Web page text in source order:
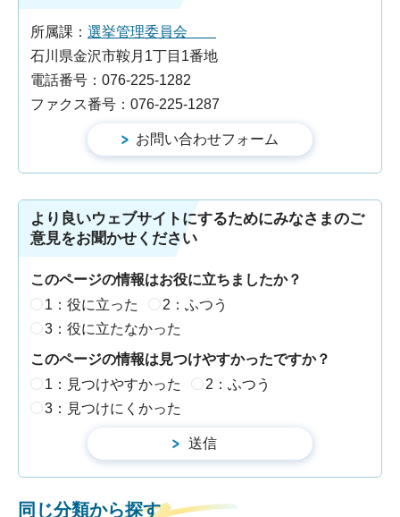
所属課： 選挙管理委員会
石川県金沢市鞍月1丁目1番地
電話番号：076-225-1282
ファクス番号：076-225-1287
より良いウェブサイトにするためにみなさまのご
意見をお聞かせください
このページの情報はお役に立ちましたか？
1：役に立った
2：ふつう
3：役に立たなかった
このページの情報は見つけやすかったですか？
1：見つけやすかった
2：ふつう
3：見つけにくかった
同じ分類から探す